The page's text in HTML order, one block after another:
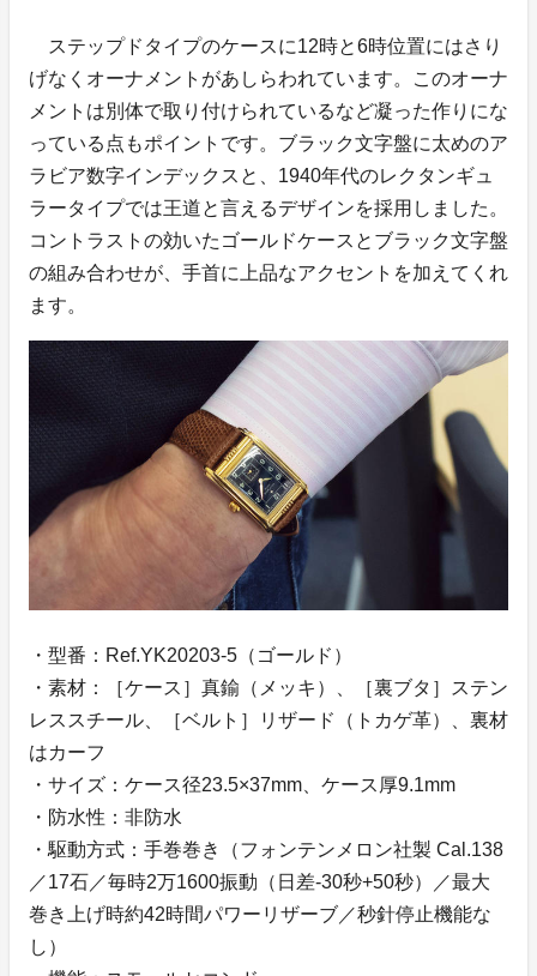
ステップドタイプのケースに12時と6時位置にはさり
げなくオーナメントがあしらわれています。このオーナ
メントは別体で取り付けられているなど凝った作りにな
っている点もポイントです。ブラック文字盤に太めのア
ラビア数字インデックスと、1940年代のレクタンギュ
ラータイプでは王道と言えるデザインを採用しました。
コントラストの効いたゴールドケースとブラック文字盤
の組み合わせが、手首に上品なアクセントを加えてくれ
ます。
・型番：Ref.YK20203-5（ゴールド）
・素材：［ケース］真鍮（メッキ）、［裏ブタ］ステン
レススチール、［ベルト］リザード（トカゲ革）、裏材
はカーフ
・サイズ：ケース径23.5×37mm、ケース厚9.1mm
・防水性：非防水
・駆動方式：手巻巻き（フォンテンメロン社製 Cal.138
／17石／毎時2万1600振動（日差-30秒+50秒）／最大
巻き上げ時約42時間パワーリザーブ／秒針停止機能な
し）